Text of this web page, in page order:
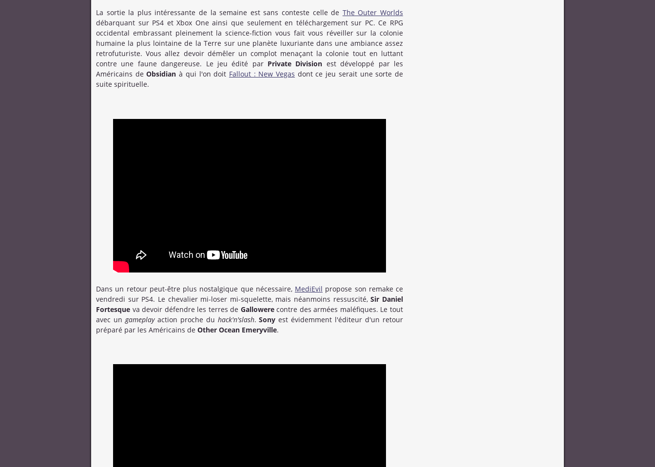
La sortie la plus intéressante de la semaine est sans conteste celle de The Outer Worlds
débarquant sur PS4 et Xbox One ainsi que seulement en téléchargement sur PC. Ce RPG
occidental embrassant pleinement la science-fiction vous fait vous réveiller sur la colonie
humaine la plus lointaine de la Terre sur une planète luxuriante dans une ambiance assez
retrofuturiste. Vous allez devoir démêler un complot menaçant la colonie tout en luttant
contre une faune dangereuse. Le jeu édité par Private Division est développé par les
Américains deObsidian à qui l'on doit Fallout : New Vegas dont ce jeu serait une sorte de
suite spirituelle.
Dans un retour peut-être plus nostalgique que nécessaire, MediEvil propose son remake ce
vendredi sur PS4. Le chevalier mi-loser mi-squelette, mais néanmoins ressuscité,Sir Daniel
Fortesque va devoir défendre les terres de Gallowerecontre des armées maléfiques. Le tout
avec un gameplayaction proche du hack'n'slash.Sony est évidemment l'éditeur d'un retour
préparé par les Américains de Other Ocean Emeryville.